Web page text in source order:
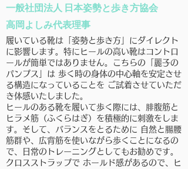
一般社団法人 日本姿勢と歩き方協会
高岡よしみ代表理事
履いている靴は「姿勢と歩き方」にダイレクト
に影響します。特にヒールの高い靴はコントロ
ールが簡単ではありません。こちらの「麗子の
パンプス」は 歩く時の身体の中心軸を安定させ
る構造になっていることを ご試着させていただ
き体感いたしました。
ヒールのある靴を履いて歩く際には、腓腹筋と
ヒラメ筋（ふくらはぎ）を積極的に刺激をしま
す。そして、バランスをとるために 自然と腸腰
筋群や、広背筋を使いながら歩くことになるの
で、日常のトレーニングとしてもお勧めです。
クロスストラップで ホールド感があるので、ヒ